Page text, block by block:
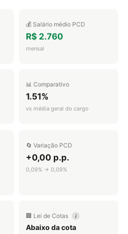
💰 Salário médio PCD
R$ 2.760
mensal
📊 Comparativo
1.51%
vs média geral do cargo
🔄 Variação PCD
+0,00 p.p.
0,09% → 0,09%
🏢 Lei de Cotas i
Abaixo da cota